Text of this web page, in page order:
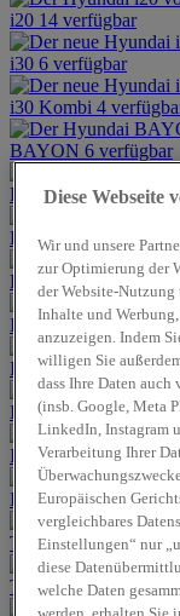
i20 14 verfügbar
i30 6 verfügbar
i30 Kombi 4
BAYON 6 verfügbar
KONA14 verfügbar
KONA Elektro 8
KONA Hybrid Bei
IONIQ 5 8 verfügbar
IONIQ 5 NBei uns
IONIQ 61 verfügbar
IONIQ 6 NBei uns
IONIQ 91 verfügbar
TUCSON9
TUCSON Hybrid2
Diese Webseite
Wir und unsere
zur Optimierung der
der Website-
Inhalte und
anzuzeigen. Indem
willigen Sie
dass Ihre Daten
(insb. Google, Meta
LinkedIn, Instagram
Verarbeitung Ihrer
Europäischen
vergleichbares
Einstellungen“ nur
diese
welche Daten